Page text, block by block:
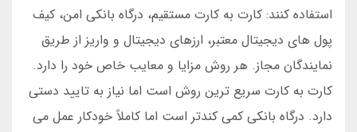
استفاده کنند: کارت به کارت مستقیم، درگاه بانکی امن، کیف
پول های دیجیتال معتبر، ارزهای دیجیتال و واریز از طریق
نمایندگان مجاز. هر روش مزایا و معایب خاص خود را دارد.
کارت به کارت سریع ترین روش است اما نیاز به تایید دستی
دارد. درگاه بانکی کمی کندتر است اما کاملاً خودکار عمل می